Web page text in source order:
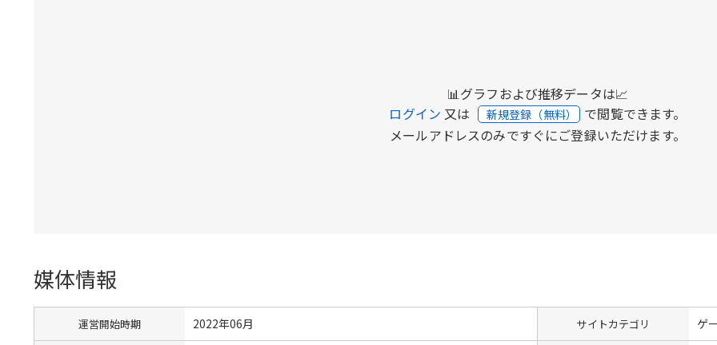
📊グラフおよび推移データは📈
ログイン 又は 新規登録（無料） で閲覧できます。
メールアドレスのみですぐにご登録いただけます。
媒体情報
運営開始時期 2022年06月 サイトカテゴリ ゲ